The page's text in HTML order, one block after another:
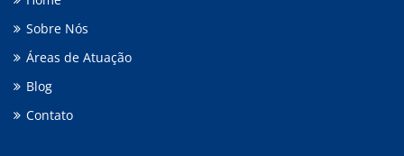
Sobre Nós
Áreas de Atuação
Blog
Contato